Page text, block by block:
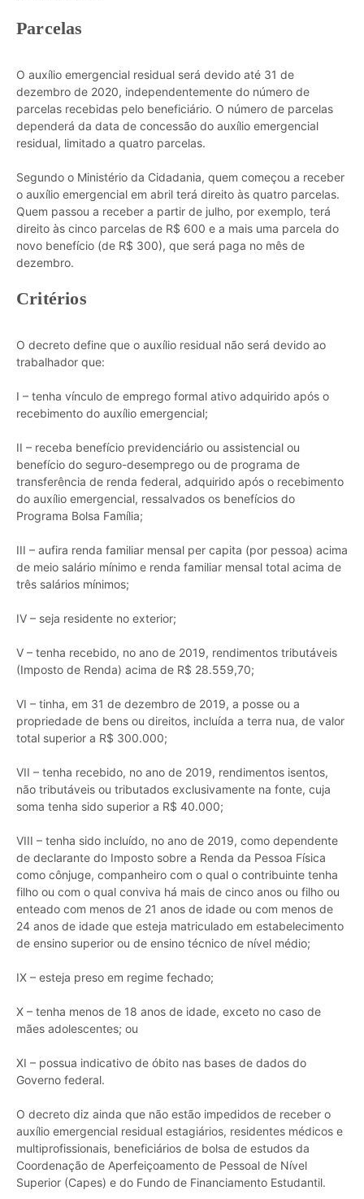
Parcelas
O auxílio emergencial residual será devido até 31 de
dezembro de 2020, independentemente do número de
parcelas recebidas pelo beneficiário. O número de parcelas
dependerá da data de concessão do auxílio emergencial
residual, limitado a quatro parcelas.
Segundo o Ministério da Cidadania, quem começou a receber
o auxílio emergencial em abril terá direito às quatro parcelas.
Quem passou a receber a partir de julho, por exemplo, terá
direito às cinco parcelas de R$ 600 e a mais uma parcela do
novo benefício (de R$ 300), que será paga no mês de
dezembro.
Critérios
O decreto define que o auxílio residual não será devido ao
trabalhador que:
I – tenha vínculo de emprego formal ativo adquirido após o
recebimento do auxílio emergencial;
II – receba benefício previdenciário ou assistencial ou
benefício do seguro-desemprego ou de programa de
transferência de renda federal, adquirido após o recebimento
do auxílio emergencial, ressalvados os benefícios do
Programa Bolsa Família;
III – aufira renda familiar mensal per capita (por pessoa) acima
de meio salário mínimo e renda familiar mensal total acima de
três salários mínimos;
IV – seja residente no exterior;
V – tenha recebido, no ano de 2019, rendimentos tributáveis
(Imposto de Renda) acima de R$ 28.559,70;
VI – tinha, em 31 de dezembro de 2019, a posse ou a
propriedade de bens ou direitos, incluída a terra nua, de valor
total superior a R$ 300.000;
VII – tenha recebido, no ano de 2019, rendimentos isentos,
não tributáveis ou tributados exclusivamente na fonte, cuja
soma tenha sido superior a R$ 40.000;
VIII – tenha sido incluído, no ano de 2019, como dependente
de declarante do Imposto sobre a Renda da Pessoa Física
como cônjuge, companheiro com o qual o contribuinte tenha
filho ou com o qual conviva há mais de cinco anos ou filho ou
enteado com menos de 21 anos de idade ou com menos de
24 anos de idade que esteja matriculado em estabelecimento
de ensino superior ou de ensino técnico de nível médio;
IX – esteja preso em regime fechado;
X – tenha menos de 18 anos de idade, exceto no caso de
mães adolescentes; ou
XI – possua indicativo de óbito nas bases de dados do
Governo federal.
O decreto diz ainda que não estão impedidos de receber o
auxílio emergencial residual estagiários, residentes médicos e
multiprofissionais, beneficiários de bolsa de estudos da
Coordenação de Aperfeiçoamento de Pessoal de Nível
Superior (Capes) e do Fundo de Financiamento Estudantil.